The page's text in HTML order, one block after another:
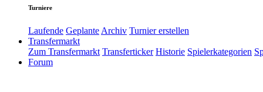
Turniere
Laufende Geplante Archiv Turnier erstellen
Transfermarkt
Zum Transfermarkt Transferticker Historie Spielerkategorien
Forum